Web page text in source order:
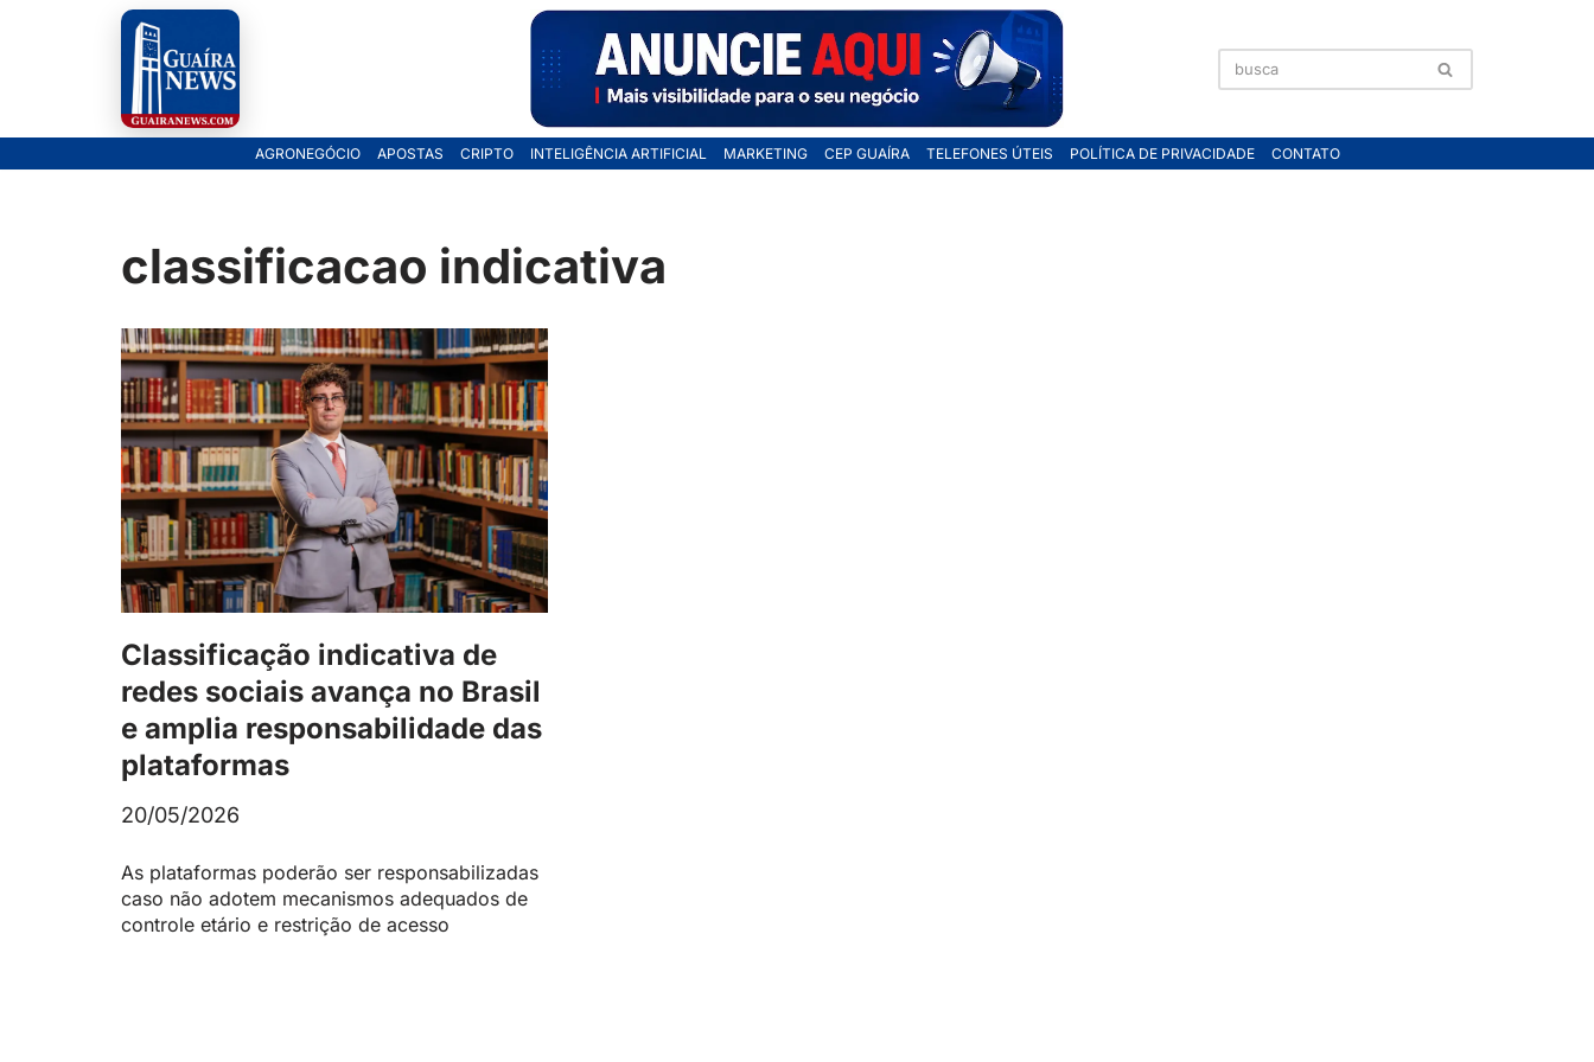
AGRONEGÓCIO APOSTAS CRIPTO INTELIGÊNCIA ARTIFICIAL MARKETING CEP GUAÍRA TELEFONES ÚTEIS POLÍTICA DE PRIVACIDADE CONTATO
classificacao indicativa
Classificação indicativa de
redes sociais avança no Brasil
e amplia responsabilidade das
plataformas
20/05/2026
As plataformas poderão ser responsabilizadas
caso não adotem mecanismos adequados de
controle etário e restrição de acesso